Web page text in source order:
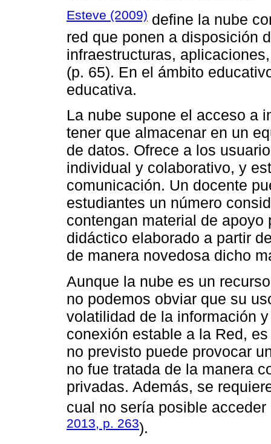
Esteve (2009) define la nube
red que ponen a disposición
infraestructuras,
(p. 65). En el ámbito
educativa.
La nube supone el acceso a
tener que almacenar en un
de datos. Ofrece a los
individual y colaborativo, y
comunicación. Un docente
estudiantes un número
contengan material de
didáctico elaborado a partir
de manera novedosa dicho
Aunque la nube es un
no podemos obviar que su
volatilidad de la información
conexión estable a la Red,
no previsto puede provocar
no fue tratada de la manera
privadas. Además, se
cual no sería posible
2013, p. 263).